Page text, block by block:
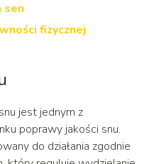
sen
fizycznej
jest jednym z
poprawy jakości snu.
do działania zgodnie